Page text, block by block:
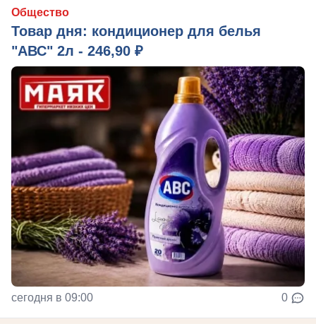
Общество
Товар дня: кондиционер для белья
"АВС" 2л - 246,90 ₽
сегодня в 09:00 0